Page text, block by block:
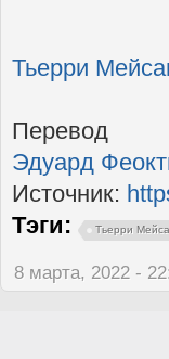
Тьерри
Перевод
Эдуард
Источник:
Тэги:
Тьерри
8 марта, 2022 -